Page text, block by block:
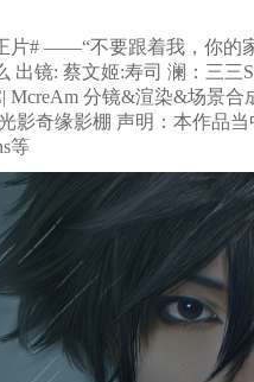
片# ——“不要跟着我，你
镜: 蔡文姬:寿司 澜：三三
McreAm 分镜&渲染&场景
影奇缘影棚 声明：本作品
等